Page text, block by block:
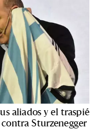
aliados y el traspié
Sturzenegger